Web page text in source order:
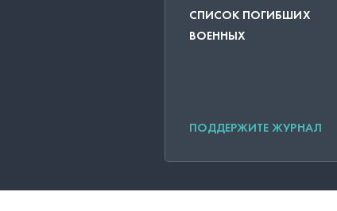
СПИСОК ПОГИБШИХ
ВОЕННЫХ
ПОДДЕРЖИТЕ ЖУРНАЛ